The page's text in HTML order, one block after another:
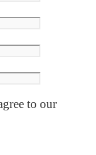
to our